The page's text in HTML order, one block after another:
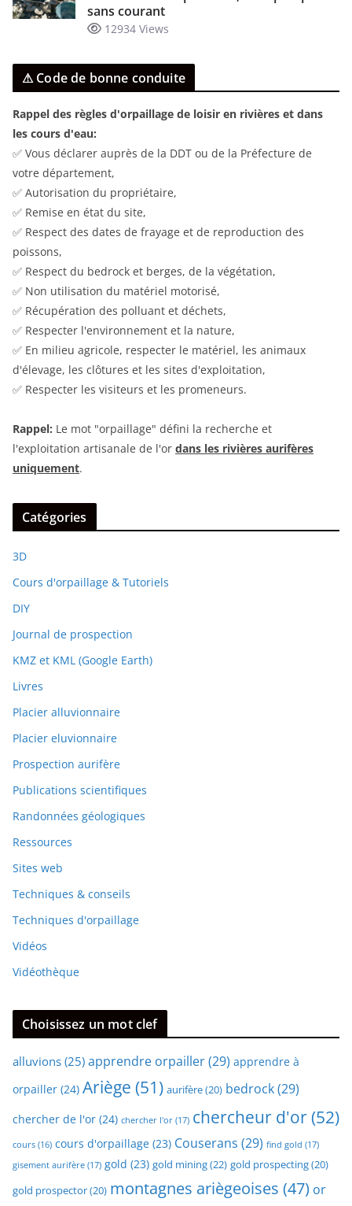
sans courant
12934 Views
⚠ Code de bonne conduite
Rappel des règles d'orpaillage de loisir en rivières et dans
les cours d'eau:
✅ Vous déclarer auprès de la DDT ou de la Préfecture de
votre département,
✅ Autorisation du propriétaire,
✅ Remise en état du site,
✅ Respect des dates de frayage et de reproduction des
poissons,
✅ Respect du bedrock et berges, de la végétation,
✅ Non utilisation du matériel motorisé,
✅ Récupération des polluant et déchets,
✅ Respecter l'environnement et la nature,
✅ En milieu agricole, respecter le matériel, les animaux
d'élevage, les clôtures et les sites d'exploitation,
✅ Respecter les visiteurs et les promeneurs.
Rappel: Le mot "orpaillage" défini la recherche et
l'exploitation artisanale de l'or dans les rivières aurifères
uniquement.
Catégories
3D
Cours d'orpaillage & Tutoriels
DIY
Journal de prospection
KMZ et KML (Google Earth)
Livres
Placier alluvionnaire
Placier eluvionnaire
Prospection aurifère
Publications scientifiques
Randonnées géologiques
Ressources
Sites web
Techniques & conseils
Techniques d'orpaillage
Vidéos
Vidéothèque
Choisissez un mot clef
alluvions (25) apprendre orpailler(29) apprendre à
orpailler (24) Ariège (51) aurifère(20) bedrock(29)
chercher de l'or (24) chercher l'or (17) chercheur d'or(52)
cours (16) cours d'orpaillage (23) Couserans (29) find gold (17)
gisement aurifère (17) gold (23) gold mining(22) gold prospecting(20)
gold prospector(20) montagnes ariègeoises (47) or